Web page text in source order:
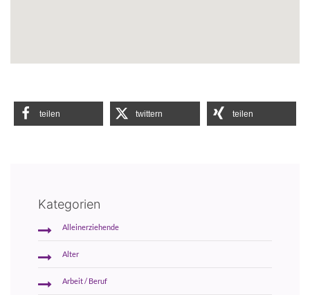
teilen twittern teilen
Kategorien
Alleinerziehende
Alter
Arbeit / Beruf